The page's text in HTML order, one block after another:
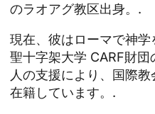
のラオアグ教区出身。.
現在、彼はローマで神学
聖十字架大学 CARF財団
人の支援により、国際
在籍しています。.